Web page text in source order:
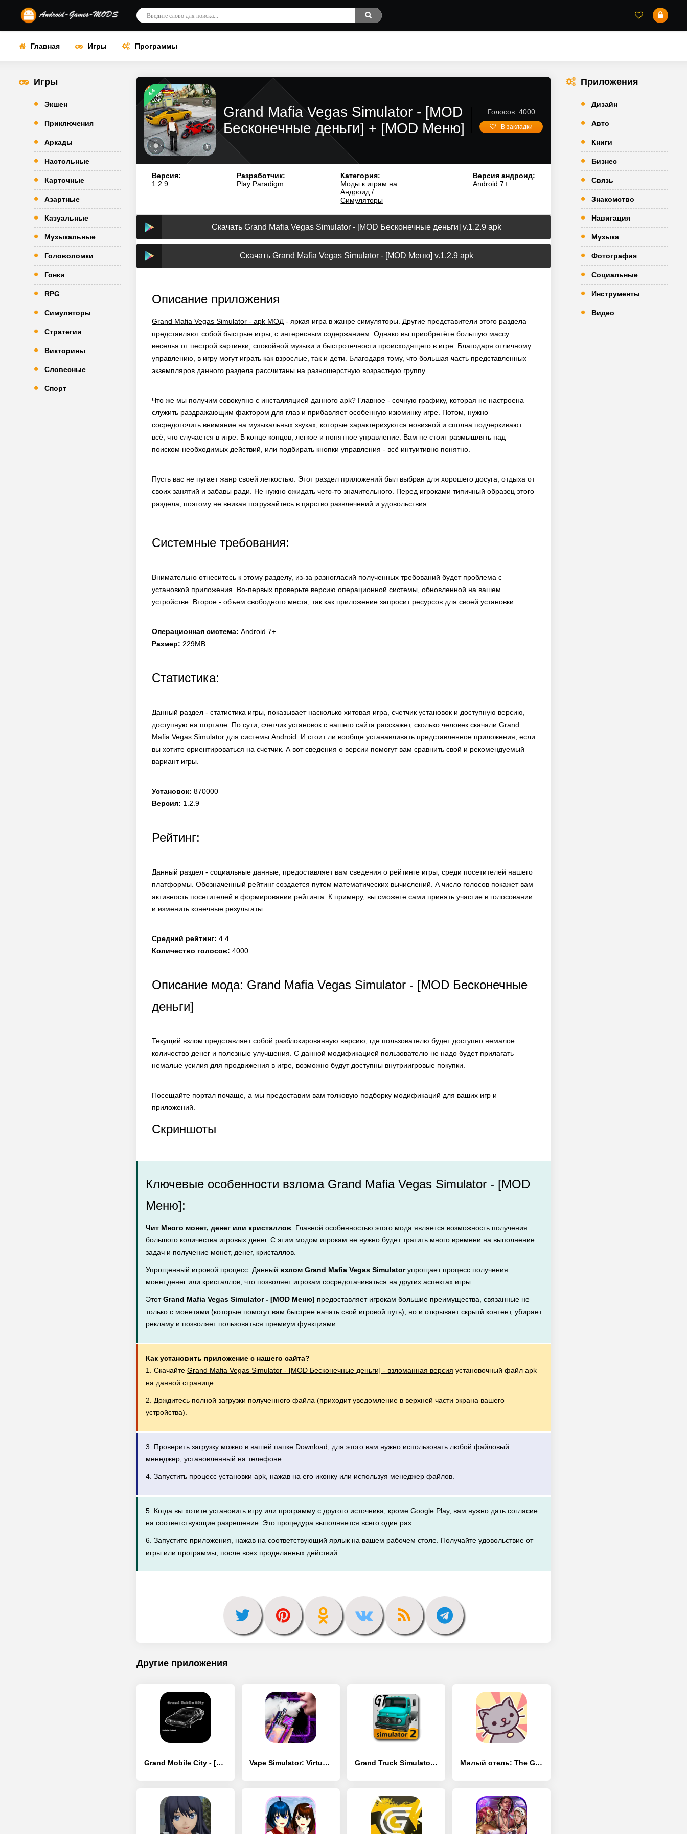
Главная Игры Программы
Игры
Экшен
Приключения
Аркады
Настольные
Карточные
Азартные
Казуальные
Музыкальные
Головоломки
Гонки
RPG
Симуляторы
Стратегии
Викторины
Словесные
Спорт
4.4
Grand Mafia Vegas Simulator - [MOD
Бесконечные деньги] + [MOD Меню]
Голосов: 4000
В закладки
Версия:
1.2.9
Разработчик:
Play Paradigm
Категория:
Моды к играм на
Андроид /
Симуляторы
Версия андроид:
Android 7+
Скачать Grand Mafia Vegas Simulator - [MOD Бесконечные деньги] v.1.2.9 apk
Скачать Grand Mafia Vegas Simulator - [MOD Меню] v.1.2.9 apk
Описание приложения
Grand Mafia Vegas Simulator - apk МОД - яркая игра в жанре симуляторы. Другие представители этого раздела
представляют собой быстрые игры, с интересным содержанием. Однако вы приобретёте большую массу
веселья от пестрой картинки, спокойной музыки и быстротечности происходящего в игре. Благодаря отличному
управлению, в игру могут играть как взрослые, так и дети. Благодаря тому, что большая часть представленных
экземпляров данного раздела рассчитаны на разношерстную возрастную группу.
Что же мы получим совокупно с инсталляцией данного apk? Главное - сочную графику, которая не настроена
служить раздражающим фактором для глаз и прибавляет особенную изюминку игре. Потом, нужно
сосредоточить внимание на музыкальных звуках, которые характеризуются новизной и сполна подчеркивают
всё, что случается в игре. В конце концов, легкое и понятное управление. Вам не стоит размышлять над
поиском необходимых действий, или подбирать кнопки управления - всё интуитивно понятно.
Пусть вас не пугает жанр своей легкостью. Этот раздел приложений был выбран для хорошего досуга, отдыха от
своих занятий и забавы ради. Не нужно ожидать чего-то значительного. Перед игроками типичный образец этого
раздела, поэтому не вникая погружайтесь в царство развлечений и удовольствия.
Системные требования:
Внимательно отнеситесь к этому разделу, из-за разногласий полученных требований будет проблема с
установкой приложения. Во-первых проверьте версию операционной системы, обновленной на вашем
устройстве. Второе - объем свободного места, так как приложение запросит ресурсов для своей установки.
Операционная система: Android 7+
Размер: 229MB
Статистика:
Данный раздел - статистика игры, показывает насколько хитовая игра, счетчик установок и доступную версию,
доступную на портале. По сути, счетчик установок с нашего сайта расскажет, сколько человек скачали Grand
Mafia Vegas Simulator для системы Android. И стоит ли вообще устанавливать представленное приложения, если
вы хотите ориентироваться на счетчик. А вот сведения о версии помогут вам сравнить свой и рекомендуемый
вариант игры.
Установок: 870000
Версия: 1.2.9
Рейтинг:
Данный раздел - социальные данные, предоставляет вам сведения о рейтинге игры, среди посетителей нашего
платформы. Обозначенный рейтинг создается путем математических вычислений. А число голосов покажет вам
активность посетителей в формировании рейтинга. К примеру, вы сможете сами принять участие в голосовании
и изменить конечные результаты.
Средний рейтинг: 4.4
Количество голосов: 4000
Описание мода: Grand Mafia Vegas Simulator - [MOD Бесконечные
деньги]
Текущий взлом представляет собой разблокированную версию, где пользователю будет доступно немалое
количество денег и полезные улучшения. С данной модификацией пользователю не надо будет прилагать
немалые усилия для продвижения в игре, возможно будут доступны внутриигровые покупки.
Посещайте портал почаще, а мы предоставим вам толковую подборку модификаций для ваших игр и
приложений.
Скриншоты
Ключевые особенности взлома Grand Mafia Vegas Simulator - [MOD
Меню]:
Чит Много монет, денег или кристаллов: Главной особенностью этого мода является возможность получения
большого количества игровых денег. С этим модом игрокам не нужно будет тратить много времени на выполнение
задач и получение монет, денег, кристаллов.
Упрощенный игровой процесс: Данный взлом Grand Mafia Vegas Simulatorупрощает процесс получения
монет,денег или кристаллов, что позволяет игрокам сосредотачиваться на других аспектах игры.
ЭтотGrand Mafia Vegas Simulator - [MOD Меню] предоставляет игрокам большие преимущества, связанные не
только с монетами (которые помогут вам быстрее начать свой игровой путь), но и открывает скрытй контент, убирает
рекламу и позволяет пользоваться премиум функциями.
Как установить приложение с нашего сайта?
1. Скачайте Grand Mafia Vegas Simulator - [MOD Бесконечные деньги] - взломанная версия установочный файл apk
на данной странице.
2. Дождитесь полной загрузки полученного файла (приходит уведомление в верхней части экрана вашего
устройства).
3. Проверить загрузку можно в вашей папке Download, для этого вам нужно использовать любой файловый
менеджер, установленный на телефоне.
4. Запустить процесс установки apk, нажав на его иконку или используя менеджер файлов.
5. Когда вы хотите установить игру или программу с другого источника, кроме Google Play, вам нужно дать согласие
на соответствующие разрешение. Это процедура выполняется всего один раз.
6. Запустите приложения, нажав на соответствующий ярлык на вашем рабочем столе. Получайте удовольствие от
игры или программы, после всех проделанных действий.
Другие приложения
Grand Mobile City - [MOD Бесконечные деньги] Vape Simulator: Virtual Prank - [MOD Бесконечные деньги] Grand Truck Simulator 2 - [MOD Много монет] Милый отель: The Grand Meow - [MOD Много денег]
Приложения
Дизайн
Авто
Книги
Бизнес
Связь
Знакомство
Навигация
Музыка
Фотография
Социальные
Инструменты
Видео